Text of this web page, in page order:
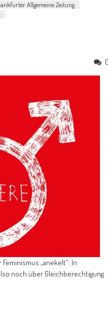
Allgemeine Zeitung
„anekelt“: In
noch über Gleichberechtigung